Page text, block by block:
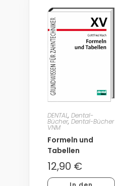
DENTAL,Dental-
Bücher,Dental-Bücher
VNM
Formeln und
Tabellen
12,90 €